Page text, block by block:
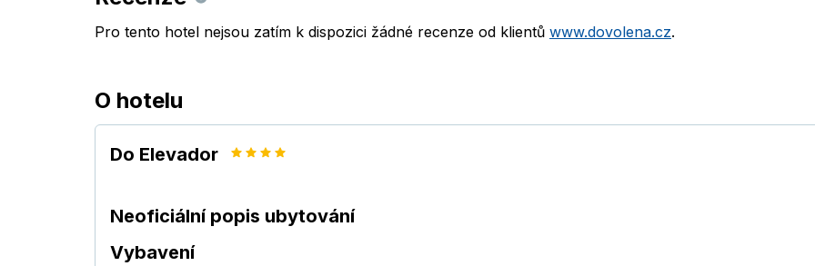
Pro tento hotel nejsou zatím k dispozici žádné recenze od klientů www.dovolena.cz.
O hotelu
Do Elevador
Neoficiální popis ubytování
Vybavení